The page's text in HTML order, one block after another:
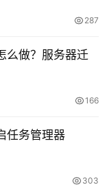
287
么做？服务器迁
166
任务管理器
303